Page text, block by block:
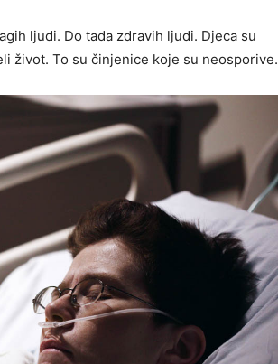
ljudi. Do tada zdravih ljudi. Djeca su
život. To su činjenice koje su neosporive.